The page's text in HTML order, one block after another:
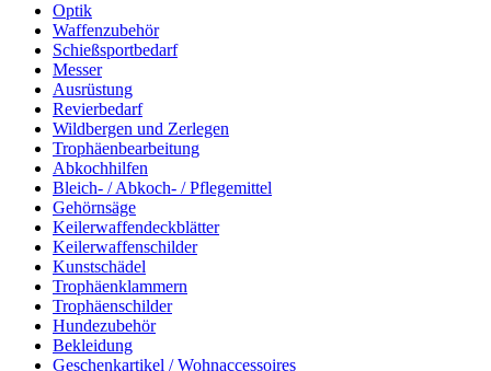
Optik
Waffenzubehör
Schießsportbedarf
Messer
Ausrüstung
Revierbedarf
Wildbergen und Zerlegen
Trophäenbearbeitung
Abkochhilfen
Bleich- / Abkoch- / Pflegemittel
Gehörnsäge
Keilerwaffendeckblätter
Keilerwaffenschilder
Kunstschädel
Trophäenklammern
Trophäenschilder
Hundezubehör
Bekleidung
Geschenkartikel / Wohnaccessoires